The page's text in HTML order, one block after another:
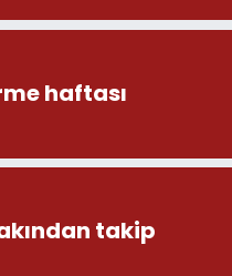
haftası
takip